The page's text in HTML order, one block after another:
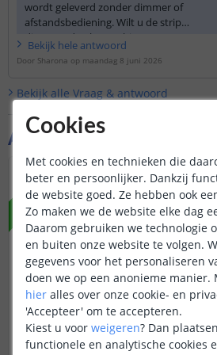
Aanvullende producten
NIEUW
Arthur Drent
wordt geleverd zonder dimmer of
afstandsbediening. Wilt u de strip
dimmen, dan kunt u hiervoor een
geschikte externe ledstripdimmer
gebruiken. Als u liever een complete set
vergelijkbare 4 meter set beschikbaar in
Bekijk hele antwoord
Door Sharona op maandag 8 juni 2026
Bekijk alle Vraag & antwoord
Cookies
Met cookies en technieken die
beter en persoonlijker. Dankzij
de website goed. Ze hebben ook
Zo maken we de website elke dag
Daarom gebruiken we technologie
en buiten onze website te volgen.
gegevens voor het personaliseren
doen we op een anonieme manier.
hier alles over onze cookie- en
'Accepteer' om te accepteren.
Kiest u voor weigeren? Dan
functionele en analytische cookies